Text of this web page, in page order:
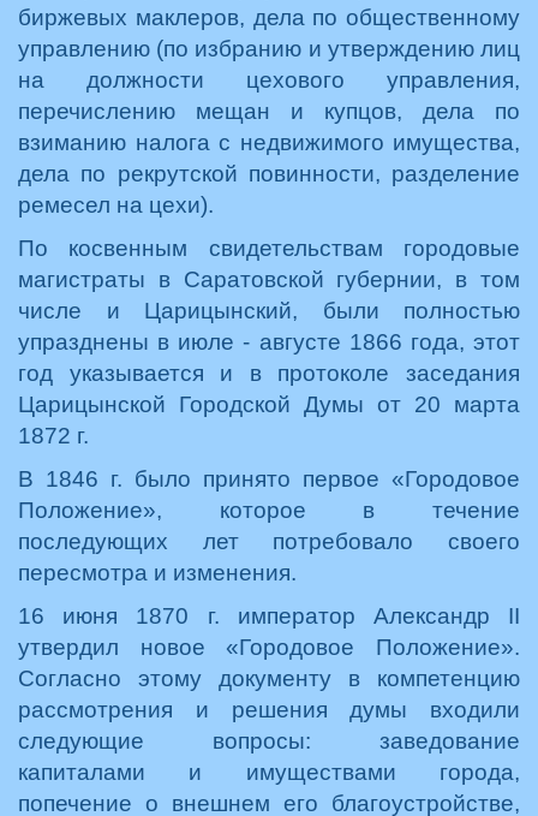
биржевых маклеров, дела по общественному
управлению (по избранию и утверждению лиц
на должности цехового управления,
перечислению мещан и купцов, дела по
взиманию налога с недвижимого имущества,
дела по рекрутской повинности, разделение
ремесел на цехи).
По косвенным свидетельствам городовые
магистраты в Саратовской губернии, в том
числе и Царицынский, были полностью
упразднены в июле - августе 1866 года, этот
год указывается и в протоколе заседания
Царицынской Городской Думы от 20 марта
1872 г.
В 1846 г. было принято первое «Городовое
Положение», которое в течение
последующих лет потребовало своего
пересмотра и изменения.
16 июня 1870 г. император Александр II
утвердил новое «Городовое Положение».
Согласно этому документу в компетенцию
рассмотрения и решения думы входили
следующие вопросы: заведование
капиталами и имуществами города,
попечение о внешнем его благоустройстве,